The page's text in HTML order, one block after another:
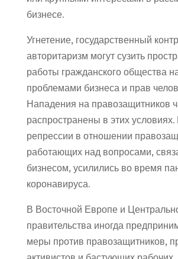
бизнесе.
Угнетение, государственный
авторитаризм могут сузить
работы гражданского общества
проблемами бизнеса и прав
Нападения на правозащитников
распространены в этих
репрессии в отношении
работающих над вопросами,
бизнесом, усилились во время
коронавируса.
В Восточной Европе и
правительства иногда
меры против правозащитников,